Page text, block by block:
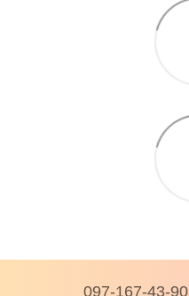
097-167-43-90